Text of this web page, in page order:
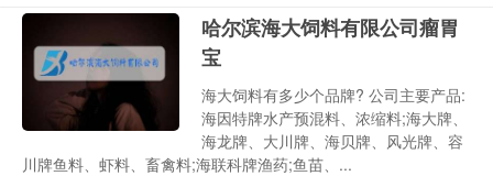
哈尔滨海大饲料有限公司瘤胃
宝
海大饲料有多少个品牌? 公司主要产品:
海因特牌水产预混料、浓缩料;海大牌、
海龙牌、大川牌、海贝牌、风光牌、容
川牌鱼料、虾料、畜禽料;海联科牌渔药;鱼苗、...